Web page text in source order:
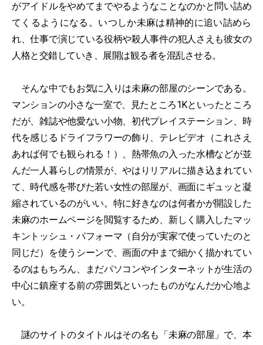
がアイドルをやめてまでやるようなことなのかと問い詰め
てくるようになる。いつしか未麻は精神的に追い詰めら
れ、仕事で演じている役柄や殺人事件の犯人さえも彼女の
人格と交錯していき、展開は観る者を混乱させる。
そんな中でもお気に入りは未麻の部屋のシーンである。
マンションの小さな一室で、見たところ1Kといったところ
だが、雑誌や他愛ない小物、初代プレイステーション、時
代を感じるドライフラワーの飾り、テレビデオ（これさえ
あれば何でも観られる！）、熱帯魚の入った水槽などが並
んだ一人暮らしの情景が、やはりリアルに描き込まれてい
て、時代感を帯びた若い女性の部屋が、画面にギュッと凝
縮されているのがいい。特に好きなのは何者かが開設した
未麻のホームページを閲覧するため、新しく購入したマッ
キントッシュ・パフォーマ（自分が実家で使っていたのと
同じだ）を使うシーンで、画面の中まで細かく描かれてい
るのはもちろん、まだパソコンやインターネットが生活の
中心に鎮座する前の雰囲気といったものがなんだか心地よ
い。
謎のサイトのタイトルはその名も「未麻の部屋」で、本